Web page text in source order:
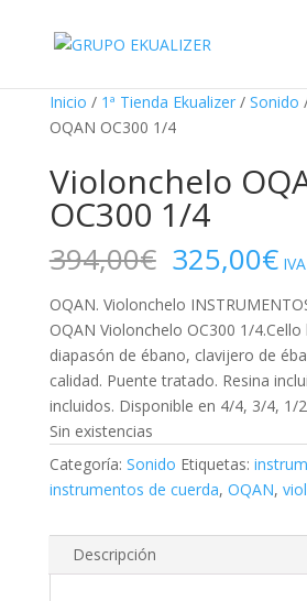
Inicio / 1ª Tienda Ekualizer/ Sonido
OQAN OC300 1/4
¡Oferta!
Violonchelo
OC300 1/4
394,00€ El
precio
original
era:
394,00€.
325,00€El
OQAN. Violonchelo
OQAN Violonchelo OC300 1/
diapasón de ébano, clavijero de
calidad. Puente tratado. Resina
incluidos. Disponible en 4/4, 3/4, 1/
Sin existencias
Categoría: Sonido Etiquetas:
instrumentos de cuerda, OQAN,
Descripción